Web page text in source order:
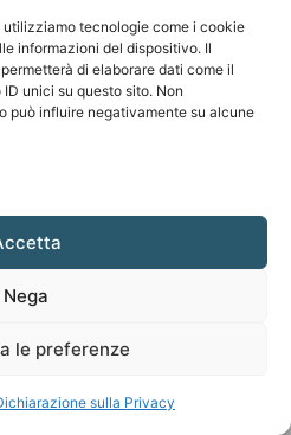
utilizziamo tecnologie come i cookie
informazioni del dispositivo. Il
di elaborare dati come il
unici su questo sito. Non
può influire negativamente su alcune
Nega
le preferenze
sulla Privacy